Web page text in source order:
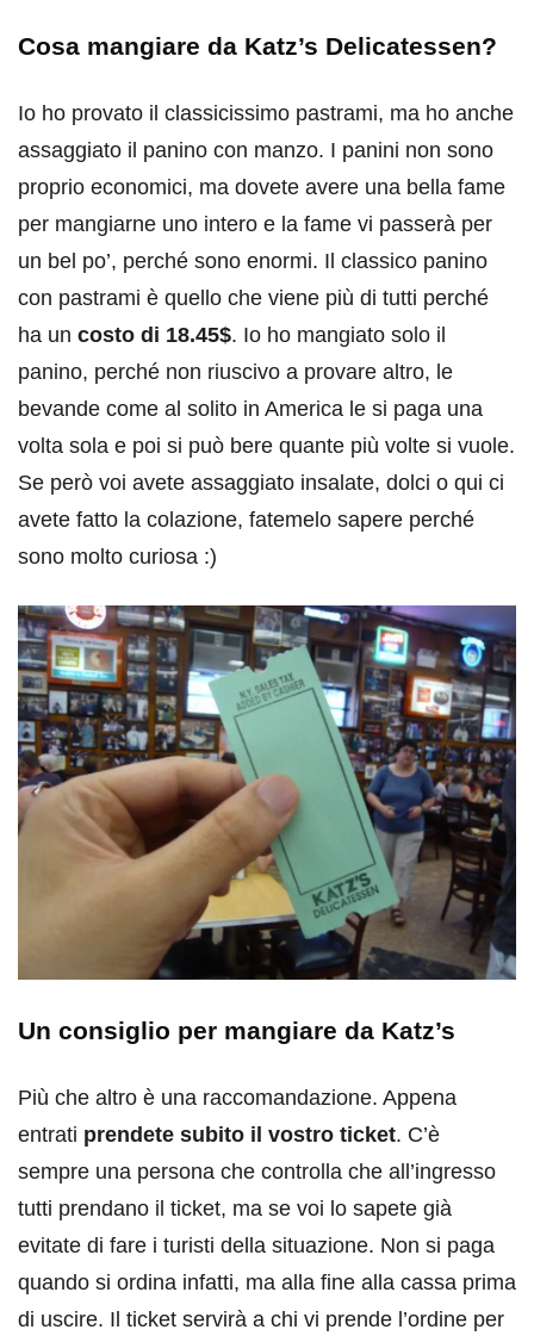
Cosa mangiare da Katz’s Delicatessen?
Io ho provato il classicissimo pastrami, ma ho anche
assaggiato il panino con manzo. I panini non sono
proprio economici, ma dovete avere una bella fame
per mangiarne uno intero e la fame vi passerà per
un bel po’, perché sono enormi. Il classico panino
con pastrami è quello che viene più di tutti perché
ha un costo di 18.45$. Io ho mangiato solo il
panino, perché non riuscivo a provare altro, le
bevande come al solito in America le si paga una
volta sola e poi si può bere quante più volte si vuole.
Se però voi avete assaggiato insalate, dolci o qui ci
avete fatto la colazione, fatemelo sapere perché
sono molto curiosa :)
Un consiglio per mangiare da Katz’s
Più che altro è una raccomandazione. Appena
entrati prendete subito il vostro ticket. C’è
sempre una persona che controlla che all’ingresso
tutti prendano il ticket, ma se voi lo sapete già
evitate di fare i turisti della situazione. Non si paga
quando si ordina infatti, ma alla fine alla cassa prima
di uscire. Il ticket servirà a chi vi prende l’ordine per